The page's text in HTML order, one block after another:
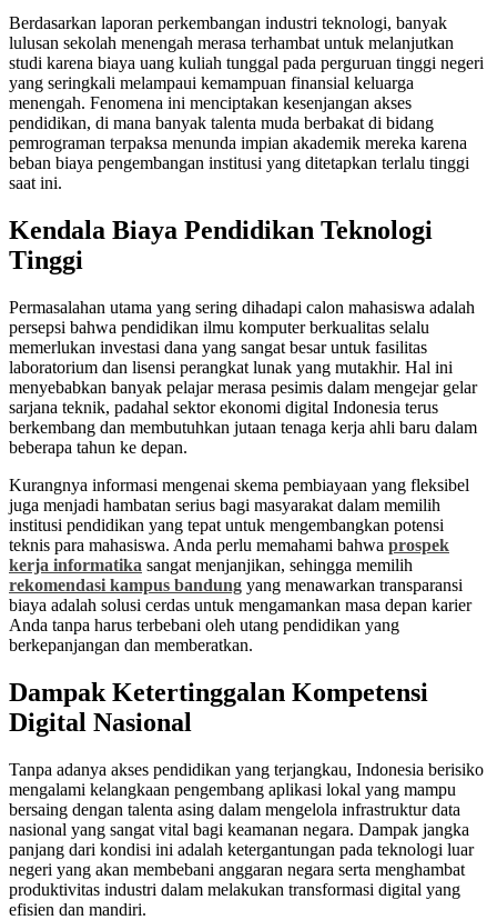
Berdasarkan laporan perkembangan industri teknologi, banyak
lulusan sekolah menengah merasa terhambat untuk melanjutkan
studi karena biaya uang kuliah tunggal pada perguruan tinggi negeri
yang seringkali melampaui kemampuan finansial keluarga
menengah. Fenomena ini menciptakan kesenjangan akses
pendidikan, di mana banyak talenta muda berbakat di bidang
pemrograman terpaksa menunda impian akademik mereka karena
beban biaya pengembangan institusi yang ditetapkan terlalu tinggi
saat ini.
Kendala Biaya Pendidikan Teknologi
Tinggi
Permasalahan utama yang sering dihadapi calon mahasiswa adalah
persepsi bahwa pendidikan ilmu komputer berkualitas selalu
memerlukan investasi dana yang sangat besar untuk fasilitas
laboratorium dan lisensi perangkat lunak yang mutakhir. Hal ini
menyebabkan banyak pelajar merasa pesimis dalam mengejar gelar
sarjana teknik, padahal sektor ekonomi digital Indonesia terus
berkembang dan membutuhkan jutaan tenaga kerja ahli baru dalam
beberapa tahun ke depan.
Kurangnya informasi mengenai skema pembiayaan yang fleksibel
juga menjadi hambatan serius bagi masyarakat dalam memilih
institusi pendidikan yang tepat untuk mengembangkan potensi
teknis para mahasiswa. Anda perlu memahami bahwa prospek
kerja informatika sangat menjanjikan, sehingga memilih
rekomendasi kampus bandung yang menawarkan transparansi
biaya adalah solusi cerdas untuk mengamankan masa depan karier
Anda tanpa harus terbebani oleh utang pendidikan yang
berkepanjangan dan memberatkan.
Dampak Ketertinggalan Kompetensi
Digital Nasional
Tanpa adanya akses pendidikan yang terjangkau, Indonesia berisiko
mengalami kelangkaan pengembang aplikasi lokal yang mampu
bersaing dengan talenta asing dalam mengelola infrastruktur data
nasional yang sangat vital bagi keamanan negara. Dampak jangka
panjang dari kondisi ini adalah ketergantungan pada teknologi luar
negeri yang akan membebani anggaran negara serta menghambat
produktivitas industri dalam melakukan transformasi digital yang
efisien dan mandiri.